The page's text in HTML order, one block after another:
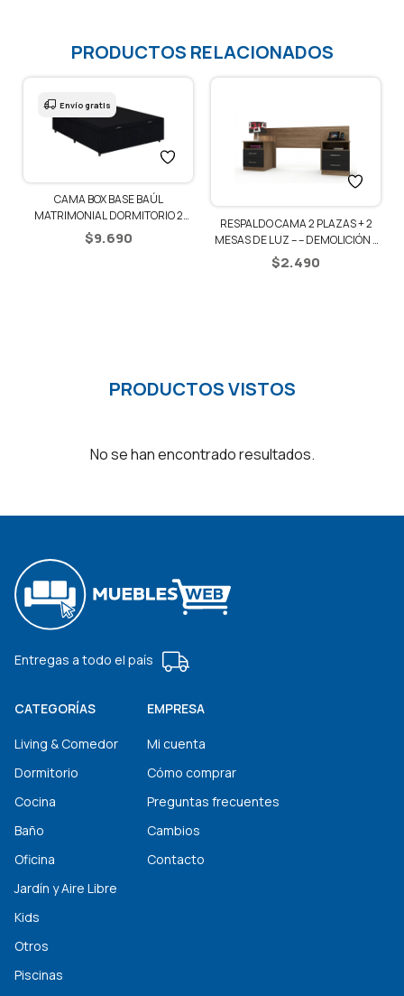
PRODUCTOS RELACIONADOS
CAMA BOX BASE BAÚL
MATRIMONIAL DORMITORIO 2
PLAZAS
$9.690
Envío gratis
RESPALDO CAMA 2 PLAZAS + 2
MESAS DE LUZ – – DEMOLICIÓN /
NEGRO
$2.490
PRODUCTOS VISTOS
No se han encontrado resultados.
Entregas a todo el país
CATEGORÍAS
Living & Comedor
Dormitorio
Cocina
Baño
Oficina
Jardín y Aire Libre
Kids
Otros
Piscinas
EMPRESA
Mi cuenta
Cómo comprar
Preguntas frecuentes
Cambios
Contacto